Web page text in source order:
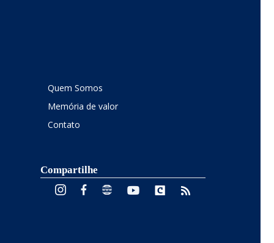
Quem Somos
Memória de valor
Contato
Compartilhe